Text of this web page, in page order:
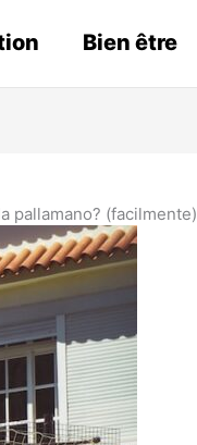
Bien être
pallamano? (facilmente)